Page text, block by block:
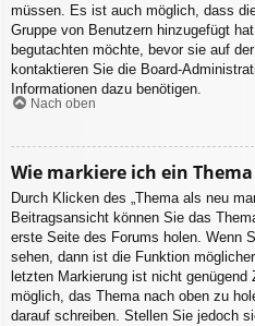
müssen. Es ist auch möglich, dass
Gruppe von Benutzern hinzugefügt
begutachten möchte, bevor sie auf
kontaktieren Sie die Board-
Informationen dazu benötigen.
Nach oben
Wie markiere ich ein
Durch Klicken des „Thema als neu
Beitragsansicht können Sie das
erste Seite des Forums holen. Wenn
sehen, dann ist die Funktion
letzten Markierung ist nicht
möglich, das Thema nach oben zu
darauf schreiben. Stellen Sie jedoch